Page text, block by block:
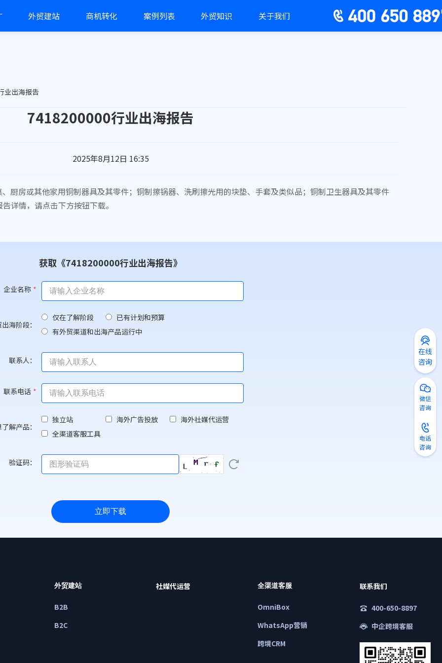
外贸建站 商机转化 案例列表 外贸知识 关于我们
业出海报告
7418200000行业出海报告
2025年8月12日 16:35
厨房或其他家用铜制器具及其零件；铜制擦锅器、洗刷擦光用的块垫、手套及类似品；铜制卫生器具及其零件
详情，请点击下方按钮下载。
获取《7418200000行业出海报告》
企业名称 *
海阶段：
仅在了解阶段
已有计划和预算
有外贸渠道和出海产品运行中
联系人：
联系电话 *
解产品：
独立站 海外广告投放
海外社媒代运营
全渠道客服工具
验证码：
立即下载
外贸建站
B2B
B2C
社媒代运营 全渠道客服
OmniBox
WhatsApp营销
跨境CRM
联系我们
400-650-8897
中企跨境客服
在线
咨询
微信
咨询
电话
咨询